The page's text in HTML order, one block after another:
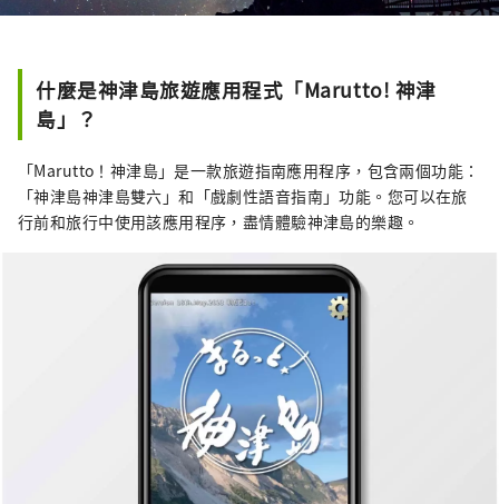
什麼是神津島旅遊應用程式「Marutto! 神津
島」？
「Marutto！神津島」是一款旅遊指南應用程序，包含兩個功能：
「神津島神津島雙六」和「戲劇性語音指南」功能。您可以在旅
行前和旅行中使用該應用程序，盡情體驗神津島的樂趣。